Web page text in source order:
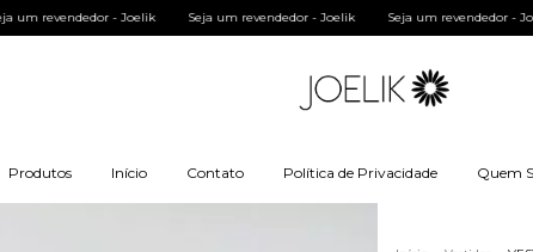
Seja um revendedor - Joelik Seja um revendedor - Joelik Seja um revendedor
Produtos Início Contato Política de Privacidade Quem